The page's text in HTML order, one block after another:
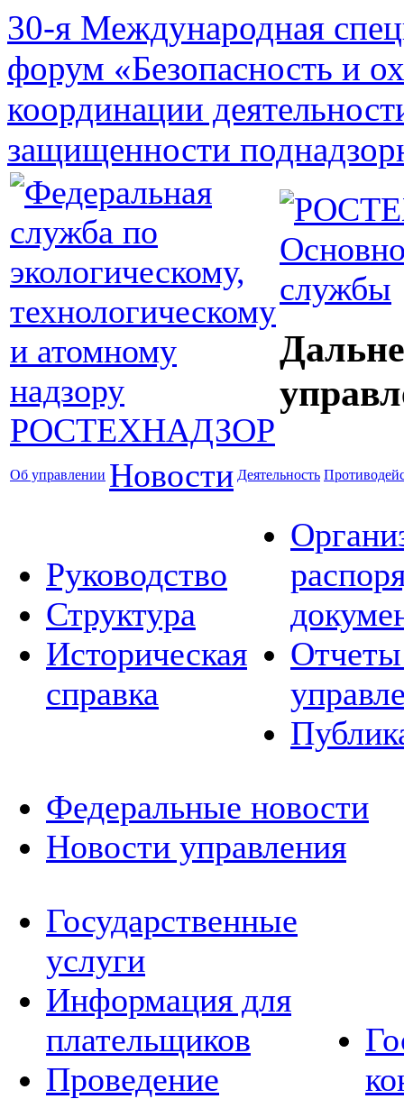
30-я Международная
форум «Безопасность и
координации
защищенности
службы
Об управлении Новости Деятельность
Руководство
Структура
Историческая
справка
Отчеты
Федеральные новости
Новости управления
Государственные
услуги
Информация для
плательщиков
Проведение